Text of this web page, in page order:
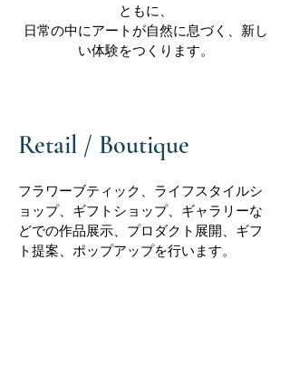
ともに、
日常の中にアートが自然に息づく、新し
い体験をつくります。
Retail / Boutique
フラワーブティック、ライフスタイルシ
ョップ、ギフトショップ、ギャラリーな
どでの作品展示、プロダクト展開、ギフ
ト提案、ポップアップを行います。